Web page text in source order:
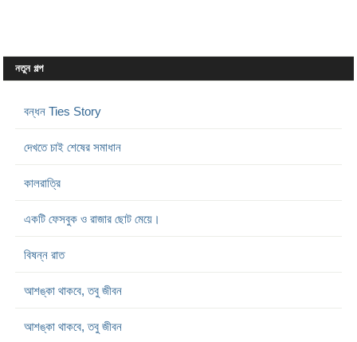
নতুন গল্প
বন্ধন Ties Story
দেখতে চাই শেষের সমাধান
কালরাত্রি
একটি ফেসবুক ও রাজার ছোট মেয়ে।
বিষন্ন রাত
আশঙ্কা থাকবে, তবু জীবন
আশঙ্কা থাকবে, তবু জীবন